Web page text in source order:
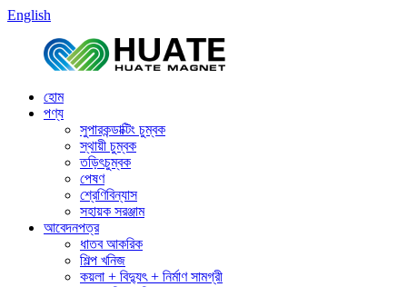
English
হোম
পণ্য
সুপারকন্ডাক্টিং চুম্বক
স্থায়ী চুম্বক
তড়িৎচুম্বক
পেষণ
শ্রেণিবিন্যাস
সহায়ক সরঞ্জাম
আবেদনপত্র
ধাতব আকরিক
শিল্প খনিজ
কয়লা + বিদ্যুৎ + নির্মাণ সামগ্রী